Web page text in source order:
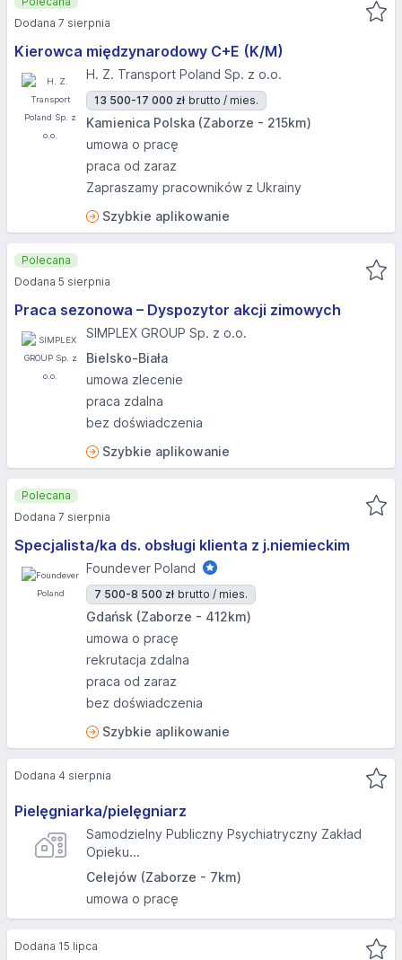
Kierowca międzynarodowy C+E (K/M)
H. Z. Transport Poland Sp. z o.o.
13 500-17 000 zł brutto / mies.
Kamienica Polska (Zaborze - 215km)
umowa o pracę
praca od zaraz
Zapraszamy pracowników z Ukrainy
Szybkie aplikowanie
Dodana 7 sierpnia
Praca sezonowa – Dyspozytor akcji zimowych
SIMPLEX GROUP Sp. z o.o.
Bielsko-Biała
umowa zlecenie
praca zdalna
bez doświadczenia
Szybkie aplikowanie
Polecana
Dodana 5 sierpnia
Specjalista/ka ds. obsługi klienta z j.niemieckim
Foundever Poland
7 500-8 500 zł brutto / mies.
Gdańsk (Zaborze - 412km)
umowa o pracę
rekrutacja zdalna
praca od zaraz
bez doświadczenia
Szybkie aplikowanie
Polecana
Dodana 7 sierpnia
Pielęgniarka/pielęgniarz
Samodzielny Publiczny Psychiatryczny Zakład
Opieku...
Celejów (Zaborze - 7km)
umowa o pracę
Dodana 4 sierpnia
Dodana 15 lipca